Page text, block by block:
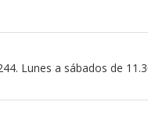
Lunes a sábados de